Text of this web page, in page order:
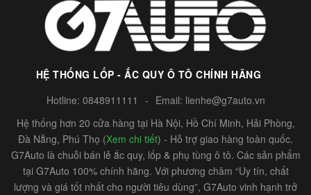
HỆ THỐNG LỐP - ẮC QUY Ô TÔ CHÍNH HÃNG
Hotline: 0848911111 - Email: lienhe@g7auto.vn
Hệ thống hơn 20 cửa hàng tại Hà Nội, Hồ Chí Minh, Hải Phòng,
Đà Nẵng, Phú Thọ (Xem chi tiết) - Hỗ trợ giao hàng toàn quốc.
G7Auto là chuỗi bán lẻ ắc quy, lốp & phụ tùng ô tô. Các sản phẩm
tại G7Auto 100% chính hãng. Với phương châm “Uy tín, chất
lượng và giá tốt nhất cho người tiêu dùng”, G7Auto vinh hạnh trở